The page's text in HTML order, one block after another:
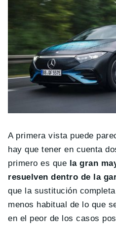
A primera vista puede
hay que tener en cuenta
primero es que la gran
resuelven dentro de la
que la sustitución
menos habitual de lo que
en el peor de los casos